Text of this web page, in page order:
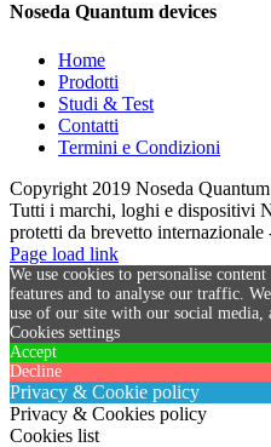
Noseda Quantum devices
Home
Prodotti
Studi & Test
Contatti
Termini e Condizioni
Copyright 2019 Noseda
Tutti i marchi, loghi e dispositivi
protetti da brevetto internazionale
Page load link
We use cookies to personalise
features and to analyse our traffic.
use of our site with our social media,
Cookies settings
Accept
Decline
Privacy & Cookie policy
Privacy & Cookies policy
Cookies list